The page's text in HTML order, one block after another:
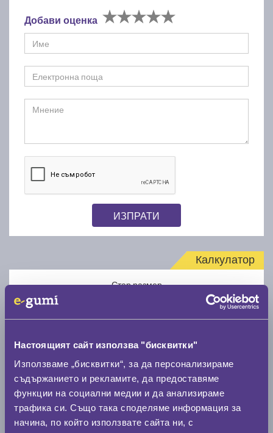
Настоящият сайт използва "бисквитки"
Използваме „бисквитки“, за да персонализираме
съдържанието и рекламите, да предоставяме
функции на социални медии и да анализираме
трафика си. Също така споделяме информация за
начина, по който използвате сайта ни, с
Добави оценка
ИЗПРАТИ
Калкулатор
Стар размер
Нов размер